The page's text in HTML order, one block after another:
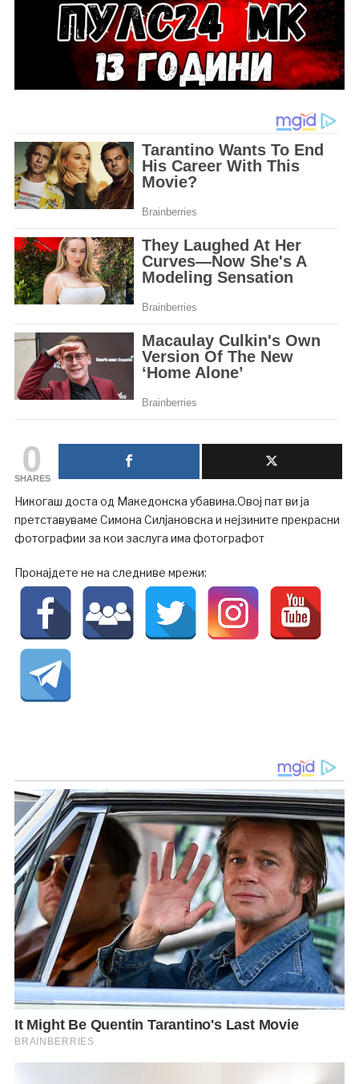
0
SHARES
Никогаш доста од Македонска убавина.Овој пат ви ја
претставуваме Симона Силјановска и нејзините прекрасни
фотографии за кои заслуга има фотографот
Пронајдете не на следниве мрежи: